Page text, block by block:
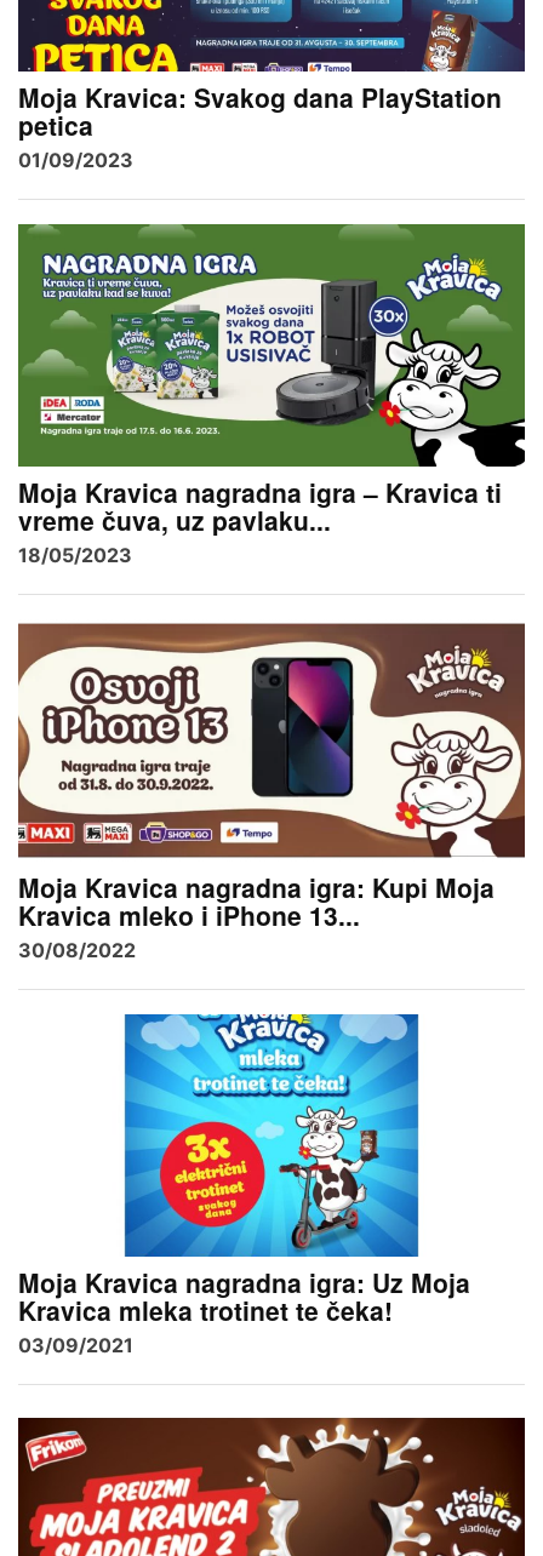
Moja Kravica: Svakog dana PlayStation
petica
01/09/2023
Moja Kravica nagradna igra – Kravica ti
vreme čuva, uz pavlaku...
18/05/2023
Moja Kravica nagradna igra: Kupi Moja
Kravica mleko i iPhone 13...
30/08/2022
Moja Kravica nagradna igra: Uz Moja
Kravica mleka trotinet te čeka!
03/09/2021